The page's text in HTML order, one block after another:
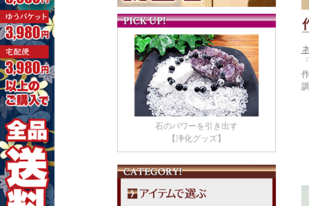
石のパワーを引き出す
【浄化グッズ】